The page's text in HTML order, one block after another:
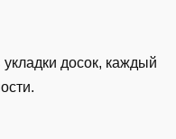
досок, каждый